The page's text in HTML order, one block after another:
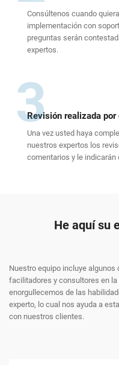
Consúltenos cuando
implementación con
preguntas serán
expertos.
3
Revisión realizada
Una vez usted haya
nuestros expertos los
comentarios y le
He aquí su
Nuestro equipo incluye
facilitadores y consultores en la
enorgullecemos de las
experto, lo cual nos ayuda a
con nuestros clientes.